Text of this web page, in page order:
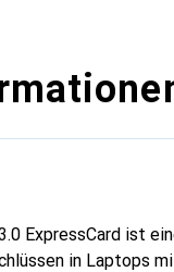
ExpressCard ist
in Laptops